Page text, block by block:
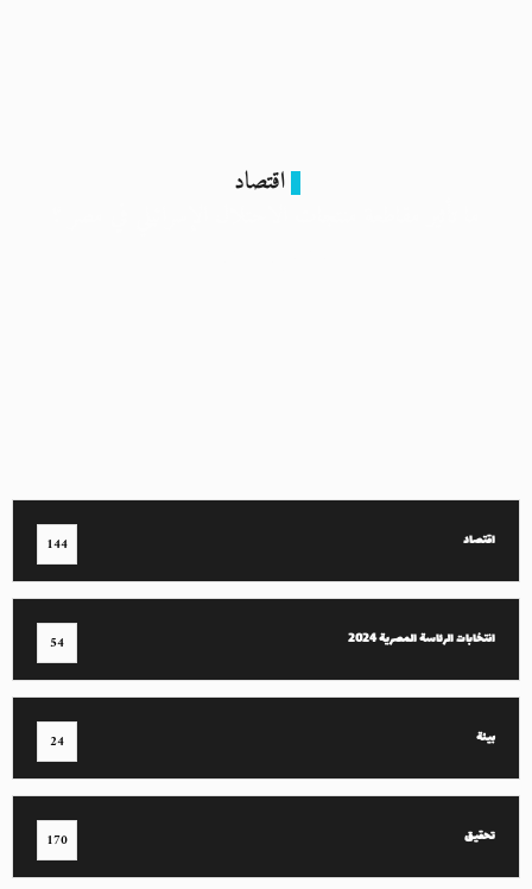
اقتصاد
اقتصاد 144
انتخابات الرئاسة المصرية 2024 54
بيئة 24
تحقيق 170